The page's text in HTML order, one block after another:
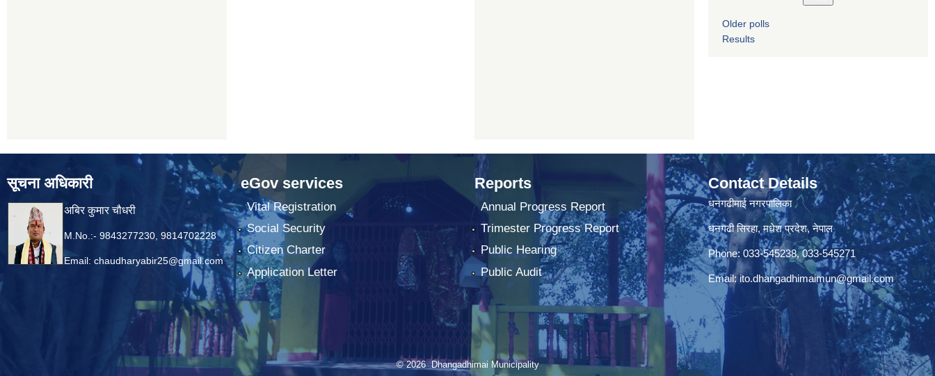
Older polls
Results
सूचना अधिकारी
अबिर कुमार चौधरी
M.No.:- 9843277230, 9814702228
Email: chaudharyabir25@gmail.com
eGov services
Vital Registration
Social Security
Citizen Charter
Application Letter
Reports
Annual Progress Report
Trimester Progress Report
Public Hearing
Public Audit
Contact Details
धनगढीमाई नगरपालिका
धनगढी सिरहा, मधेश प्रदेश, नेपाल
Phone: 033-545238, 033-545271
Email:ito.dhangadhimaimun@gmail.com
© 2026 Dhangadhimai Municipality